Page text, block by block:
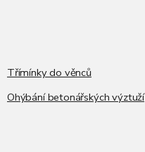
Třímínky do věnců
Ohýbání betonářských výztuží